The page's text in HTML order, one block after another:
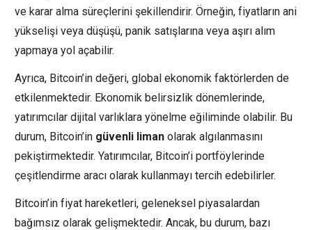
ve karar alma süreçlerini şekillendirir. Örneğin, fiyatların ani
yükselişi veya düşüşü, panik satışlarına veya aşırı alım
yapmaya yol açabilir.
Ayrıca, Bitcoin’in değeri, global ekonomik faktörlerden de
etkilenmektedir. Ekonomik belirsizlik dönemlerinde,
yatırımcılar dijital varlıklara yönelme eğiliminde olabilir. Bu
durum, Bitcoin’in güvenli liman olarak algılanmasını
pekiştirmektedir. Yatırımcılar, Bitcoin’i portföylerinde
çeşitlendirme aracı olarak kullanmayı tercih edebilirler.
Bitcoin’in fiyat hareketleri, geleneksel piyasalardan
bağımsız olarak gelişmektedir. Ancak, bu durum, bazı